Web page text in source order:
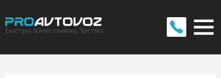
Быстро, Качественно, Честно